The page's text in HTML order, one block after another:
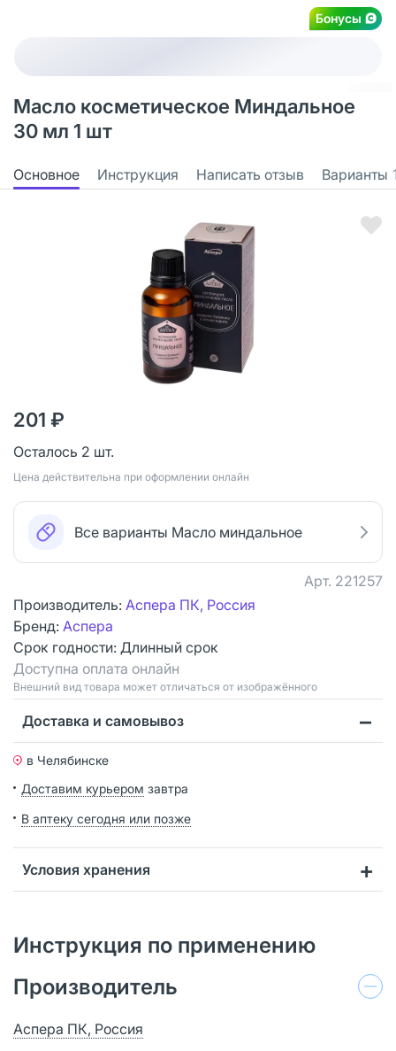
Бонусы
Масло косметическое Миндальное
30 мл 1 шт
Основное Инструкция Написать отзыв Варианты
201 ₽
Осталось 2 шт.
Цена действительна при оформлении онлайн
Все варианты Масло миндальное
Арт. 221257
Производитель: Аспера ПК, Россия
Бренд: Аспера
Срок годности: Длинный срок
Доступна оплата онлайн
Bнешний вид товара может отличаться от изображённого
Доставка и самовывоз
в Челябинске
Доставим курьером завтра
В аптеку сегодня или позже
Условия хранения
Инструкция по применению
Производитель
Аспера ПК, Россия